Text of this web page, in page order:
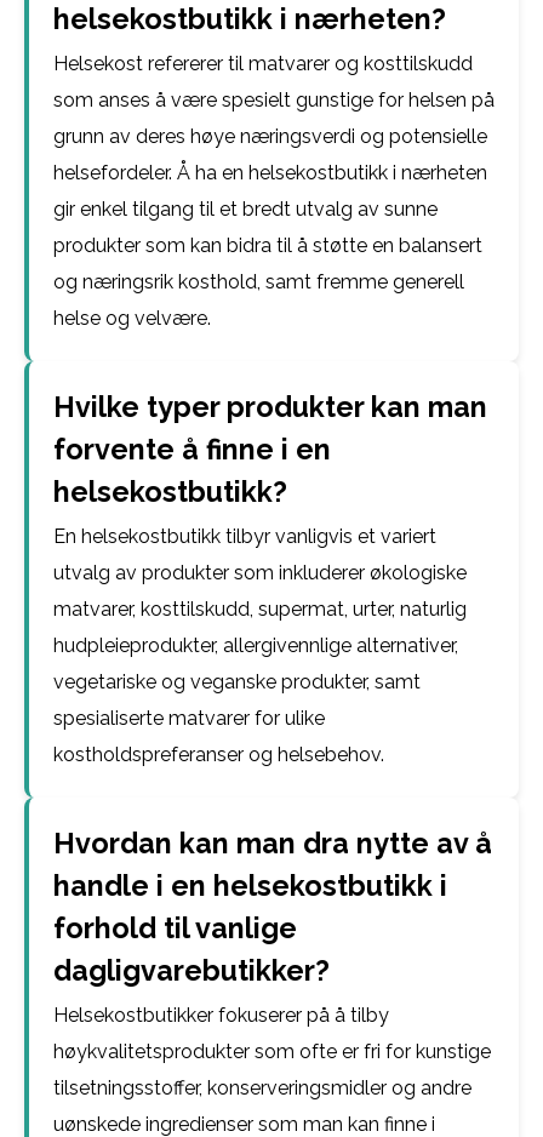
helsekostbutikk i nærheten?
Helsekost refererer til matvarer og kosttilskudd
som anses å være spesielt gunstige for helsen på
grunn av deres høye næringsverdi og potensielle
helsefordeler. Å ha en helsekostbutikk i nærheten
gir enkel tilgang til et bredt utvalg av sunne
produkter som kan bidra til å støtte en balansert
og næringsrik kosthold, samt fremme generell
helse og velvære.
Hvilke typer produkter kan man
forvente å finne i en
helsekostbutikk?
En helsekostbutikk tilbyr vanligvis et variert
utvalg av produkter som inkluderer økologiske
matvarer, kosttilskudd, supermat, urter, naturlig
hudpleieprodukter, allergivennlige alternativer,
vegetariske og veganske produkter, samt
spesialiserte matvarer for ulike
kostholdspreferanser og helsebehov.
Hvordan kan man dra nytte av å
handle i en helsekostbutikk i
forhold til vanlige
dagligvarebutikker?
Helsekostbutikker fokuserer på å tilby
høykvalitetsprodukter som ofte er fri for kunstige
tilsetningsstoffer, konserveringsmidler og andre
uønskede ingredienser som man kan finne i